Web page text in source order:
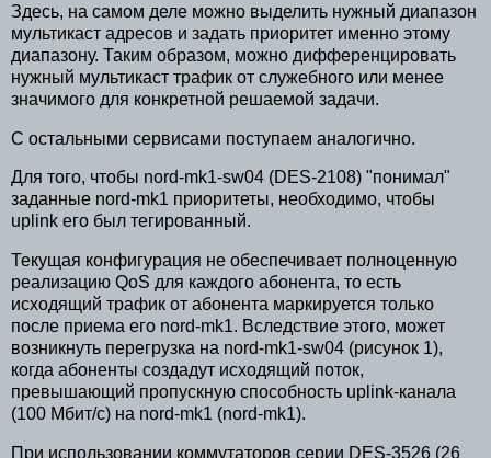
Здесь, на самом деле можно выделить нужный диапазон
мультикаст адресов и задать приоритет именно этому
диапазону. Таким образом, можно дифференцировать
нужный мультикаст трафик от служебного или менее
значимого для конкретной решаемой задачи.
С остальными сервисами поступаем аналогично.
Для того, чтобы nord-mk1-sw04 (DES-2108) "понимал"
заданные nord-mk1 приоритеты, необходимо, чтобы
uplink его был тегированный.
Текущая конфигурация не обеспечивает полноценную
реализацию QoS для каждого абонента, то есть
исходящий трафик от абонента маркируется только
после приема его nord-mk1. Вследствие этого, может
возникнуть перегрузка на nord-mk1-sw04 (рисунок 1),
когда абоненты создадут исходящий поток,
превышающий пропускную способность uplink-канала
(100 Мбит/c) на nord-mk1 (nord-mk1).
При использовании коммутаторов серии DES-3526 (26